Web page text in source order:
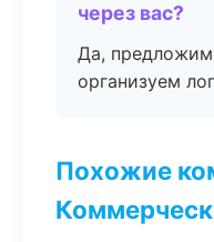
через вас?
Да,
организуем
Похожие